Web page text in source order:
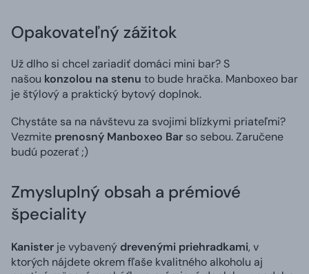
Opakovateľný zážitok
Už dlho si chcel zariadiť domáci mini bar? S
našou konzolou na stenu to bude hračka. Manboxeo bar
je štýlový a praktický bytový doplnok.
Chystáte sa na návštevu za svojimi blízkymi priateľmi?
Vezmite prenosný Manboxeo Bar so sebou. Zaručene
budú pozerať ;)
Zmysluplný obsah a prémiové
špeciality
Kanister je vybavený drevenými priehradkami, v
ktorých nájdete okrem fľaše kvalitného alkoholu aj